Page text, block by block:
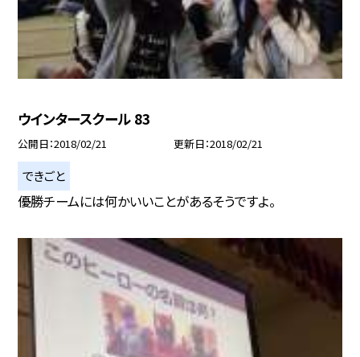
ウインタースクール 83
公開日 2018/02/21 更新日 2018/02/21
できごと
優勝チームには何かいいことがあるそうですよ。